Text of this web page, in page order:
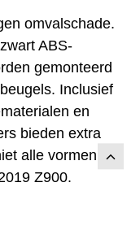
omvalschade.
ABS-
gemonteerd
Inclusief
en
bieden extra
alle vormen
Z900.